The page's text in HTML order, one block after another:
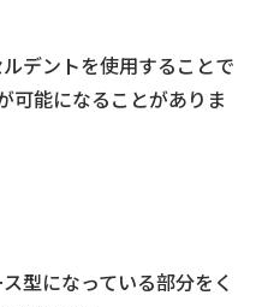
デントを使用することで
可能になることがありま
型になっている部分をく